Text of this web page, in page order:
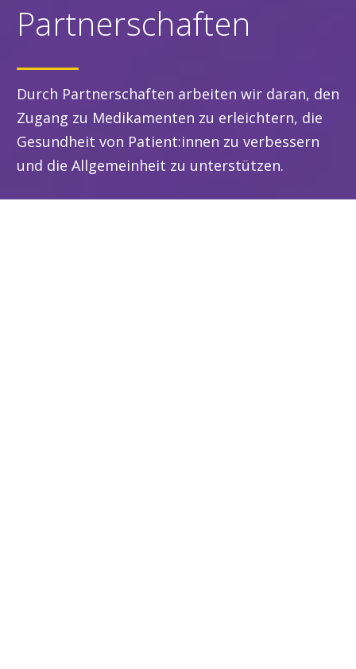
Partnerschaften
Durch Partnerschaften arbeiten wir daran, den
Zugang zu Medikamenten zu erleichtern, die
Gesundheit von Patient:innen zu verbessern
und die Allgemeinheit zu unterstützen.